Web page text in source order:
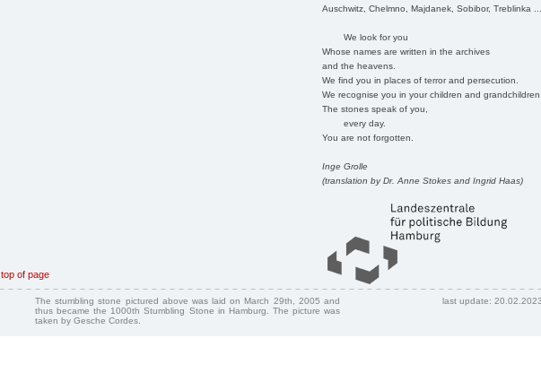
Auschwitz, Chelmno, Majdanek, Sobibor, Treblinka
We look for you
Whose names are written in the archives
and the heavens.
We find you in places of terror and persecution.
We recognise you in your children and
The stones speak of you,
every day.
You are not forgotten.
Inge Grolle
(translation by Dr. Anne Stokes and Ingrid Haas)
top of page
The stumbling stone pictured above was laid on March 29th, 2005 and
thus became the 1000th Stumbling Stone in Hamburg. The picture was
taken by Gesche Cordes.
last update: